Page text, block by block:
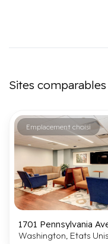
Sites
Emplacement choisi
1701 Pennsylvania
Washington, Etats Unis